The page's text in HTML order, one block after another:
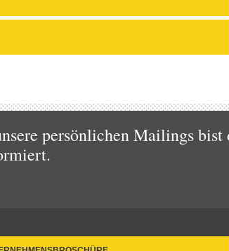
persönlichen Mailings